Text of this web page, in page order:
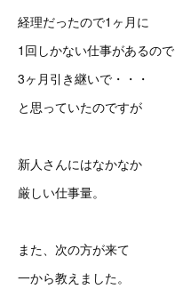
経理だったので1ヶ月に
1回しかない仕事があるので
3ヶ月引き継いで・・・
と思っていたのですが
新人さんにはなかなか
厳しい仕事量。
また、次の方が来て
一から教えました。